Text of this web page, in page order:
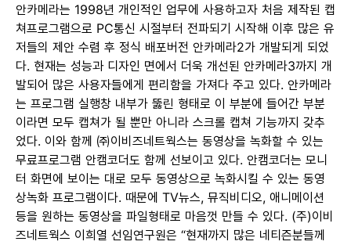
안카메라는 1998년 개인적인 업무에 사용하고자 처음 제작된 캡
쳐프로그램으로 PC통신 시절부터 전파되기 시작해 이후 많은 유
저들의 제안 수렴 후 정식 배포버전 안카메라2가 개발되게 되었
다. 현재는 성능과 디자인 면에서 더욱 개선된 안카메라3까지 개
발되어 많은 사용자들에게 편리함을 가져다 주고 있다. 안카메라
는 프로그램 실행창 내부가 뚫린 형태로 이 부분에 들어간 부분
이라면 모두 캡쳐가 될 뿐만 아니라 스크롤 캡쳐 기능까지 갖추
었다. 이와 함께 ㈜이비즈네트웍스는 동영상을 녹화할 수 있는
무료프로그램 안캠코더도 함께 선보이고 있다. 안캠코더는 모니
터 화면에 보이는 대로 모두 동영상으로 녹화시킬 수 있는 동영
상녹화 프로그램이다. 때문에 TV뉴스, 뮤직비디오, 애니메이션
등을 원하는 동영상을 파일형태로 마음껏 만들 수 있다. (주)이비
즈네트웍스 이희열 선임연구원은 “현재까지 많은 네티즌분들께